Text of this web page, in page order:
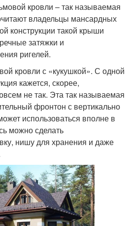
кровли – так называемая
владельцы мансардных
конструкции такой крыши
затяжки и
ригелей.
кровли с «кукушкой». С одной
кажется, скорее,
не так. Эта так называемая
фронтон с вертикально
использоваться вполне в
можно сделать
нишу для хранения и даже